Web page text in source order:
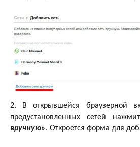
2. В открывшейся браузерной
предустановленных сетей
вручную». Откроется форма для